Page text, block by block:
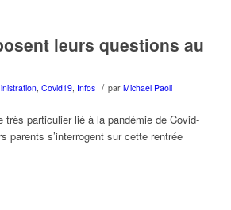
leurs questions au
, Covid19, Infos / par Michael Paoli
très particulier lié à la pandémie de Covid-
parents s’interrogent sur cette rentrée